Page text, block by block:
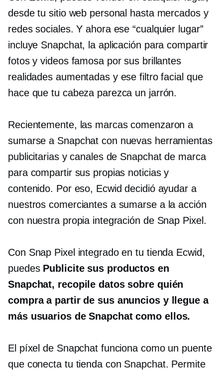
desde tu sitio web personal hasta mercados y
redes sociales. Y ahora ese “cualquier lugar”
incluye Snapchat, la aplicación para compartir
fotos y videos famosa por sus brillantes
realidades aumentadas y ese filtro facial que
hace que tu cabeza parezca un jarrón.
Recientemente, las marcas comenzaron a
sumarse a Snapchat con nuevas herramientas
publicitarias y canales de Snapchat de marca
para compartir sus propias noticias y
contenido. Por eso, Ecwid decidió ayudar a
nuestros comerciantes a sumarse a la acción
con nuestra propia integración de Snap Pixel.
Con Snap Pixel integrado en tu tienda Ecwid,
puedes Publicite sus productos en
Snapchat, recopile datos sobre quién
compra a partir de sus anuncios y llegue a
más usuarios de Snapchat como ellos.
El píxel de Snapchat funciona como un puente
que conecta tu tienda con Snapchat. Permite